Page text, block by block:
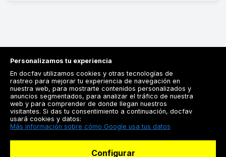
Registrarse
Docfav
Personalizamos tu experiencia
En docfav utilizamos cookies y otras tecnologías de
rastreo para mejorar tu experiencia de navegación en
nuestra web, para mostrarte contenidos personalizados y
anuncios segmentados, para analizar el tráfico de nuestra
web y para comprender de donde llegan nuestros
visitantes. Si das tu consentimiento a continuación, docfav
usará cookies y datos:
Más información sobre cómo Google usa tus datos
Configurar